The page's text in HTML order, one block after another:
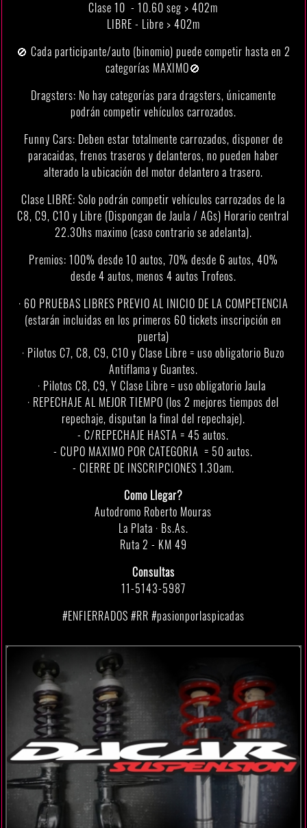
Clase 10 - 10.60 seg > 402m
LIBRE - Libre > 402m
🚫 Cada participante/auto (binomio) puede competir hasta en 2
categorías MAXIMO🚫
Dragsters: No hay categorías para dragsters, únicamente
podrán competir vehículos carrozados.
Funny Cars: Deben estar totalmente carrozados, disponer de
paracaidas, frenos traseros y delanteros, no pueden haber
alterado la ubicación del motor delantero a trasero.
Clase LIBRE: Solo podrán competir vehículos carrozados de la
C8, C9, C10 y Libre (Dispongan de Jaula / AGs) Horario central
22.30hs maximo (caso contrario se adelanta).
Premios: 100% desde 10 autos, 70% desde 6 autos, 40%
desde 4 autos, menos 4 autos Trofeos.
· 60 PRUEBAS LIBRES PREVIO AL INICIO DE LA COMPETENCIA
(estarán incluidas en los primeros 60 tickets inscripción en
puerta)
· Pilotos C7, C8, C9, C10 y Clase Libre = uso obligatorio Buzo
Antiflama y Guantes.
· Pilotos C8, C9, Y Clase Libre = uso obligatorio Jaula
· REPECHAJE AL MEJOR TIEMPO (los 2 mejores tiempos del
repechaje, disputan la final del repechaje).
- C/REPECHAJE HASTA = 45 autos.
- CUPO MAXIMO POR CATEGORIA = 50 autos.
- CIERRE DE INSCRIPCIONES 1.30am.
Como Llegar?
Autodromo Roberto Mouras
La Plata · Bs.As.
Ruta 2 - KM 49
Consultas
11-5143-5987
#ENFIERRADOS #RR #pasionporlaspicadas